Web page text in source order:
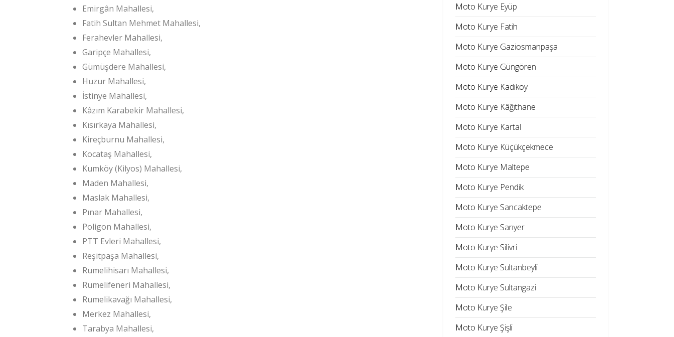
Emirgân Mahallesi,
Fatih Sultan Mehmet Mahallesi,
Ferahevler Mahallesi,
Garipçe Mahallesi,
Gümüşdere Mahallesi,
Huzur Mahallesi,
İstinye Mahallesi,
Kâzım Karabekir Mahallesi,
Kısırkaya Mahallesi,
Kireçburnu Mahallesi,
Kocataş Mahallesi,
Kumköy (Kilyos) Mahallesi,
Maden Mahallesi,
Maslak Mahallesi,
Pınar Mahallesi,
Poligon Mahallesi,
PTT Evleri Mahallesi,
Reşitpaşa Mahallesi,
Rumelihisarı Mahallesi,
Rumelifeneri Mahallesi,
Rumelikavağı Mahallesi,
Merkez Mahallesi,
Tarabya Mahallesi,
Moto Kurye Eyüp
Moto Kurye Fatih
Moto Kurye Gaziosmanpaşa
Moto Kurye Güngören
Moto Kurye Kadıköy
Moto Kurye Kâğıthane
Moto Kurye Kartal
Moto Kurye Küçükçekmece
Moto Kurye Maltepe
Moto Kurye Pendik
Moto Kurye Sancaktepe
Moto Kurye Sarıyer
Moto Kurye Silivri
Moto Kurye Sultanbeyli
Moto Kurye Sultangazi
Moto Kurye Şile
Moto Kurye Şişli